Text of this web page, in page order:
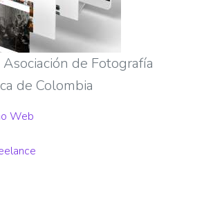
de Fotografía
de Colombia
Web